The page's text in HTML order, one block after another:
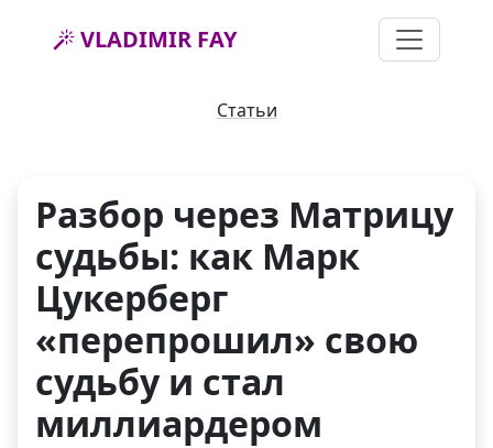
VLADIMIR FAY
Статьи
Разбор через Матрицу
судьбы: как Марк
Цукерберг
«перепрошил» свою
судьбу и стал
миллиардером